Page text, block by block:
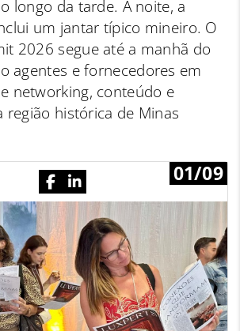
longo da tarde. À noite, a
um jantar típico mineiro. O
2026 segue até a manhã do
agentes e fornecedores em
networking, conteúdo e
região histórica de Minas
01/09